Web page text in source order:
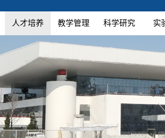
人才培养 教学管理 科学研究 实